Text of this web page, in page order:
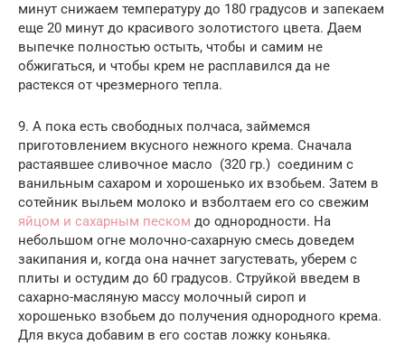
минут снижаем температуру до 180 градусов и запекаем
еще 20 минут до красивого золотистого цвета. Даем
выпечке полностью остыть, чтобы и самим не
обжигаться, и чтобы крем не расплавился да не
растекся от чрезмерного тепла.
9. А пока есть свободных полчаса, займемся
приготовлением вкусного нежного крема. Сначала
растаявшее сливочное масло (320 гр.) соединим с
ванильным сахаром и хорошенько их взобьем. Затем в
сотейник выльем молоко и взболтаем его со свежим
яйцом и сахарным песком до однородности. На
небольшом огне молочно-сахарную смесь доведем
закипания и, когда она начнет загустевать, уберем с
плиты и остудим до 60 градусов. Струйкой введем в
сахарно-масляную массу молочный сироп и
хорошенько взобьем до получения однородного крема.
Для вкуса добавим в его состав ложку коньяка.